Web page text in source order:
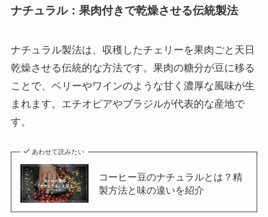
ナチュラル：果肉付きで乾燥させる伝統製法
ナチュラル製法は、収穫したチェリーを果肉ごと天日
乾燥させる伝統的な方法です。果肉の糖分が豆に移る
ことで、ベリーやワインのような甘く濃厚な風味が生
まれます。エチオピアやブラジルが代表的な産地で
す。
あわせて読みたい
コーヒー豆のナチュラルとは？精
製方法と味の違いを紹介